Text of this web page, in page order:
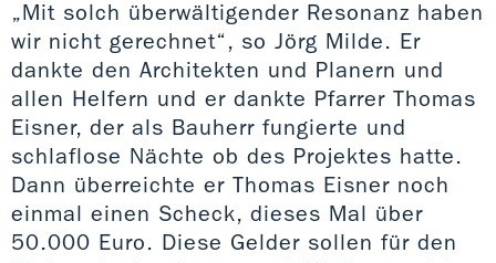
„Mit solch überwältigender Resonanz haben
wir nicht gerechnet“, so Jörg Milde. Er
dankte den Architekten und Planern und
allen Helfern und er dankte Pfarrer Thomas
Eisner, der als Bauherr fungierte und
schlaflose Nächte ob des Projektes hatte.
Dann überreichte er Thomas Eisner noch
einmal einen Scheck, dieses Mal über
50.000 Euro. Diese Gelder sollen für den